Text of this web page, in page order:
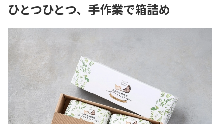
ひとつひとつ、手作業で箱詰め